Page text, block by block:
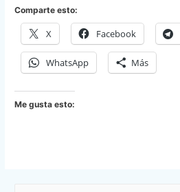
Comparte esto:
X Facebook
WhatsApp Más
Me gusta esto: